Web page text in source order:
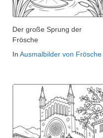
Der große Sprung der
Frösche
In Ausmalbilder von Frösche